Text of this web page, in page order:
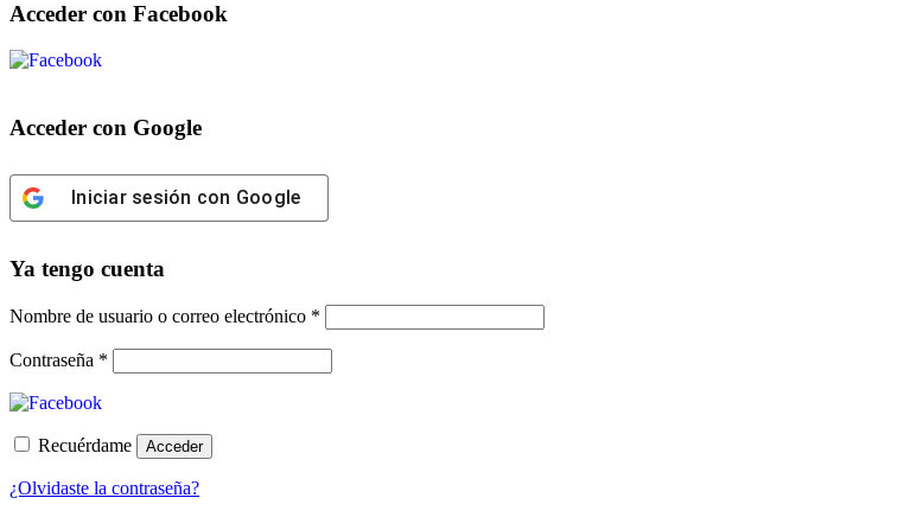
Acceder con Facebook
Acceder con Google
Iniciar sesión con Google
Ya tengo cuenta
Nombre de usuario o correo electrónico *
Contraseña *
Recuérdame Acceder
¿Olvidaste la contraseña?